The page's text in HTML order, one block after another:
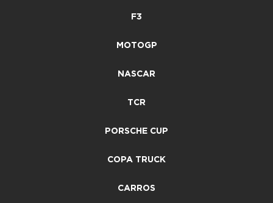
F3
MOTOGP
NASCAR
TCR
PORSCHE CUP
COPA TRUCK
CARROS